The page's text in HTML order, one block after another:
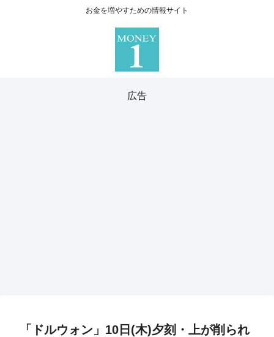
お金を増やすための情報サイト
広告
「ドルウォン」10日(木)夕刻・上が削られ